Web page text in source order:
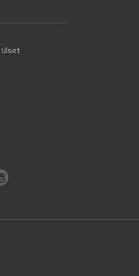
Ulset